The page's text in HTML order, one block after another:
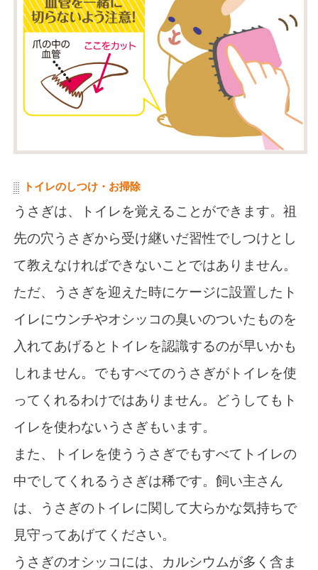
トイレのしつけ・お掃除
うさぎは、トイレを覚えることができます。祖
先の穴うさぎから受け継いだ習性でしつけとし
て教えなければできないことではありません。
ただ、うさぎを迎えた時にケージに設置したト
イレにウンチやオシッコの臭いのついたものを
入れてあげるとトイレを認識するのが早いかも
しれません。でもすべてのうさぎがトイレを使
ってくれるわけではありません。どうしてもト
イレを使わないうさぎもいます。
また、トイレを使ううさぎでもすべてトイレの
中でしてくれるうさぎは稀です。飼い主さん
は、うさぎのトイレに関して大らかな気持ちで
見守ってあげてください。
うさぎのオシッコには、カルシウムが多く含ま